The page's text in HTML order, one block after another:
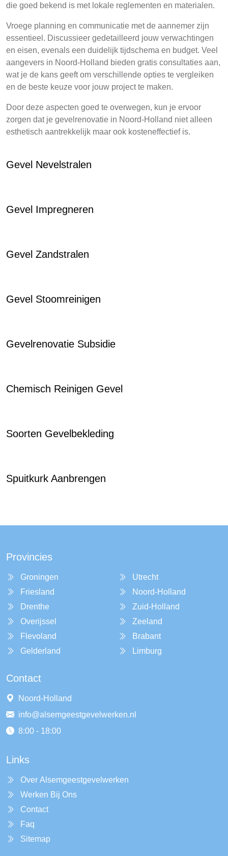
die goed bekend is met lokale reglementen en materialen.
Vroege planning en communicatie met de aannemer zijn
essentieel. Discussieer gedetailleerd jouw verwachtingen
en eisen, evenals een duidelijk tijdschema en budget. Veel
aangevers in Noord-Holland bieden gratis consultaties aan,
wat je de kans geeft om verschillende opties te vergleiken
en de beste keuze voor jouw project te maken.
Door deze aspecten goed te overwegen, kun je ervoor
zorgen dat je gevelrenovatie in Noord-Holland niet alleen
esthetisch aantrekkelijk maar ook kosteneffectief is.
Gevel Nevelstralen
Gevel Impregneren
Gevel Zandstralen
Gevel Stoomreinigen
Gevelrenovatie Subsidie
Chemisch Reinigen Gevel
Soorten Gevelbekleding
Spuitkurk Aanbrengen
Provincies
Groningen
Friesland
Drenthe
Overijssel
Flevoland
Gelderland
Utrecht
Noord-Holland
Zuid-Holland
Zeeland
Brabant
Limburg
Contact
Noord-Holland
info@alsemgeestgevelwerken.nl
8:00 - 18:00
Links
Over Alsemgeestgevelwerken
Werken Bij Ons
Contact
Faq
Sitemap